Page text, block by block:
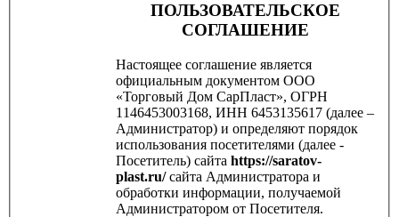
ПОЛЬЗОВАТЕЛЬСКОЕ
СОГЛАШЕНИЕ
Настоящее соглашение является
официальным документом ООО
«Торговый Дом СарПласт», ОГРН
1146453003168, ИНН 6453135617 (далее –
Администратор) и определяют порядок
использования посетителями (далее -
Посетитель) сайта https://saratov-
plast.ru/сайта Администратора и
обработки информации, получаемой
Администратором от Посетителя.